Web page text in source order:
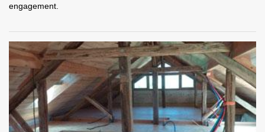
engagement.